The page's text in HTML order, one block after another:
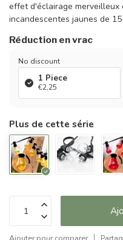
effet d'éclairage merveilleux
incandescentes jaunes de
Réduction en vrac
No discount
1 Piece
€2,25
Plus de cette série
Ajouter pour comparer